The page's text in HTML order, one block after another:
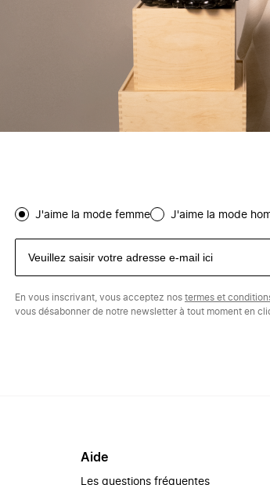
J'aime la mode femme J'aime la mode
En vous inscrivant, vous acceptez nos termes et
vous désabonner de notre newsletter à tout moment en
Aide
Les questions fréquentes